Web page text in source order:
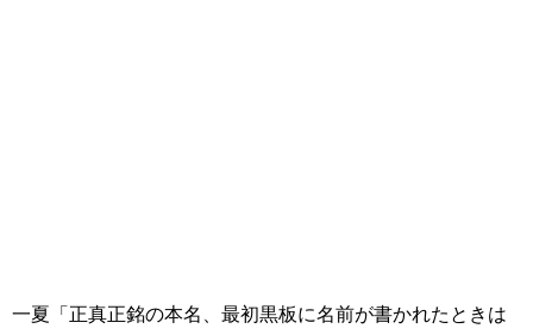
一夏「正真正銘の本名、最初黒板に名前が書かれたときは